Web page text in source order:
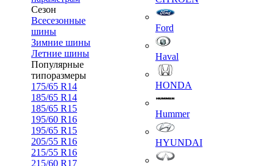
Сезон
Всесезонные
шины
Зимние шины
Летние шины
Популярные
типоразмеры
175/65 R14
185/65 R14
185/65 R15
195/60 R16
195/65 R15
205/55 R16
215/55 R16
215/60 R17
Ford
Haval
HONDA
Hummer
HYUNDAI